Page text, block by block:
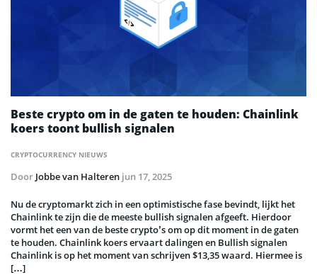
CRYPTOCURRENCY NIEUWS
Beste crypto om in de gaten te houden: Chainlink
koers toont bullish signalen
Door Jobbe van Halteren jun 17, 2025
Nu de cryptomarkt zich in een optimistische fase bevindt, lijkt het
Chainlink te zijn die de meeste bullish signalen afgeeft. Hierdoor
vormt het een van de beste crypto’s om op dit moment in de gaten
te houden. Chainlink koers ervaart dalingen en Bullish signalen
Chainlink is op het moment van schrijven $13,35 waard. Hiermee is
[…]